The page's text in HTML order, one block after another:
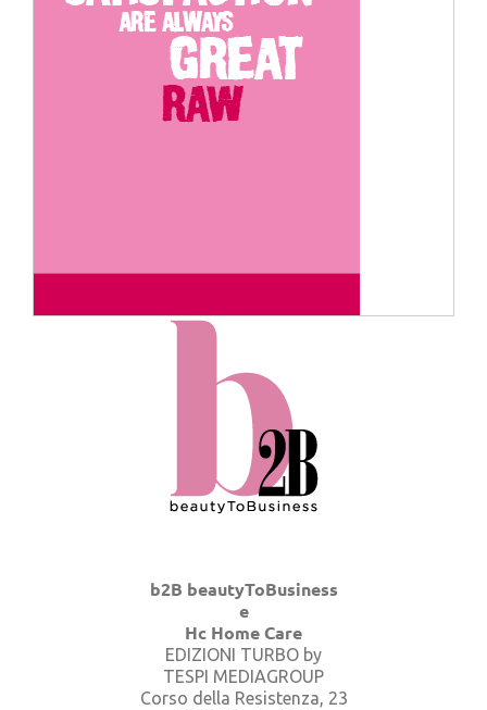
b2B beautyToBusiness
e
Hc Home Care
EDIZIONI TURBO by
TESPI MEDIAGROUP
Corso della Resistenza, 23